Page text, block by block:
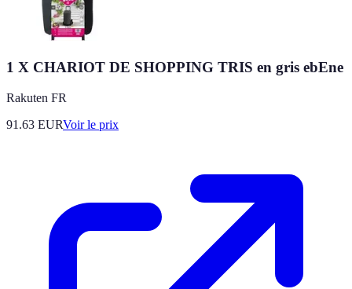
1 X CHARIOT DE SHOPPING TRIS en gris ebEne
Rakuten FR
91.63 EURVoir le prix